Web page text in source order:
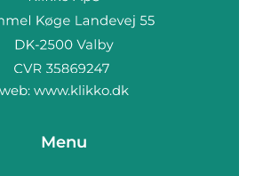
web: www.klikko.dk
Menu